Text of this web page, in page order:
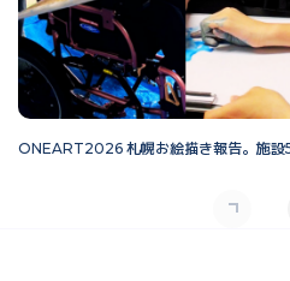
ONEART2026 札幌お絵描き報告。施設